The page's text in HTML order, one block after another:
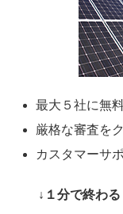
最大５社に無
厳格な審査を
カスタマーサ
↓１分で終わ